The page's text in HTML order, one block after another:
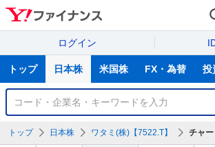
ログイン
サ
トップ 日本株 米国株 FX・為替 投
銘
検
トップ 日本株 ワタミ(株)【7522.T】 チャー